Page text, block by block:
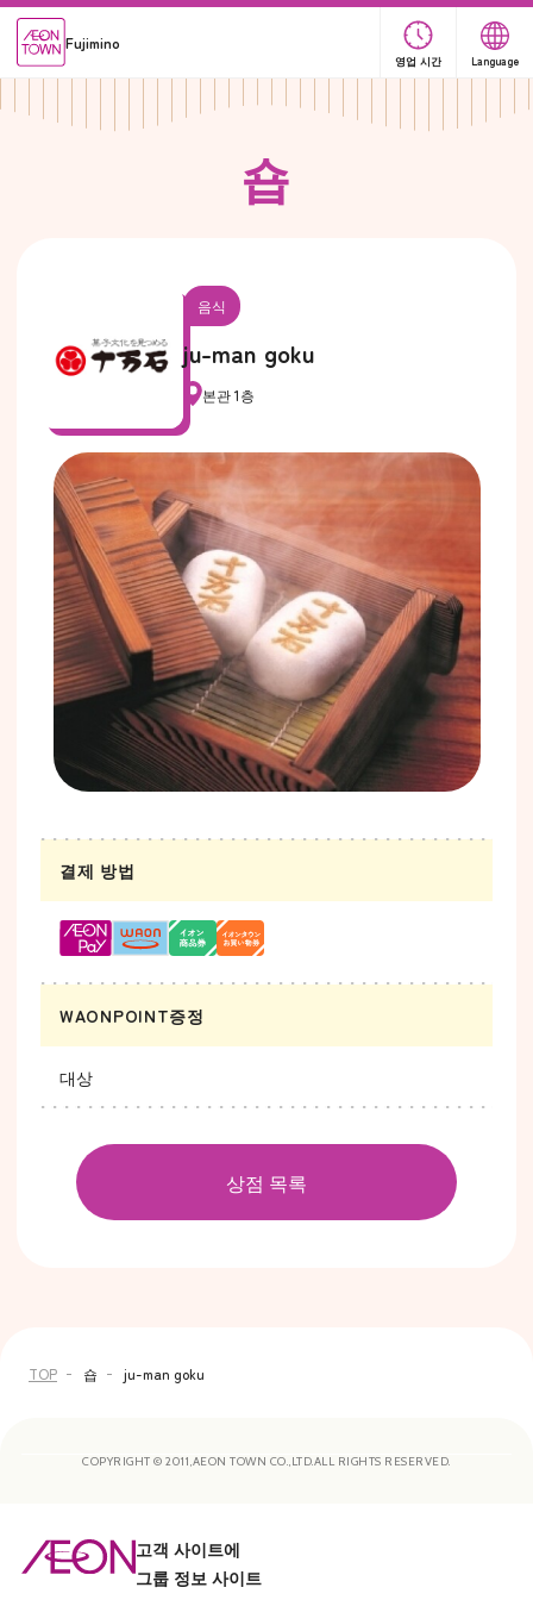
Fujimino
영업 시간 Language
숍
음식
ju-man goku
본관 1층
결제 방법
WAONPOINT증정
대상
상점 목록
TOP 숍 ju-man goku
COPYRIGHT © 2011,AEON TOWN CO.,LTD.ALL RIGHTS RESERVED.
고객 사이트에
그룹 정보 사이트